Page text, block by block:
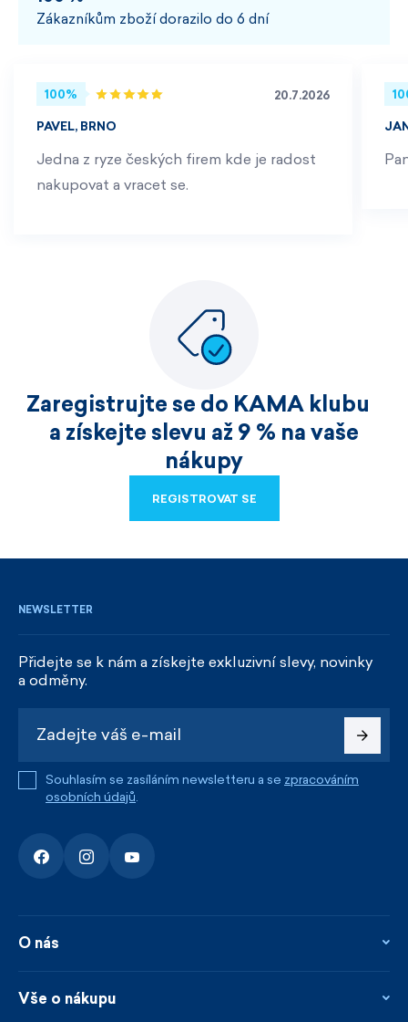
Zákazníkům zboží dorazilo do 6 dní
100% 20.7.2026
PAVEL, BRNO
Jedna z ryze českých firem kde je radost
nakupovat a vracet se.
Zaregistrujte se do KAMA klubu
a získejte slevu až 9 % na vaše
nákupy
REGISTROVAT SE
NEWSLETTER
Přidejte se k nám a získejte exkluzivní slevy, novinky
a odměny.
Souhlasím se zasíláním newsletteru a se zpracováním
osobních údajů.
O nás
Kontakty
Vše o nákupu